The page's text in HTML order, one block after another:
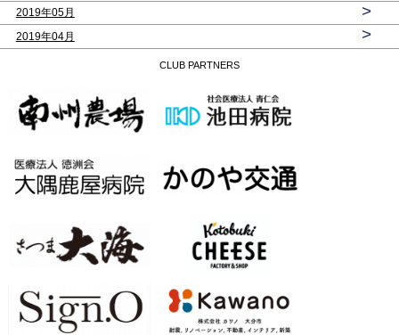
2019年05月 >
2019年04月 >
CLUB PARTNERS